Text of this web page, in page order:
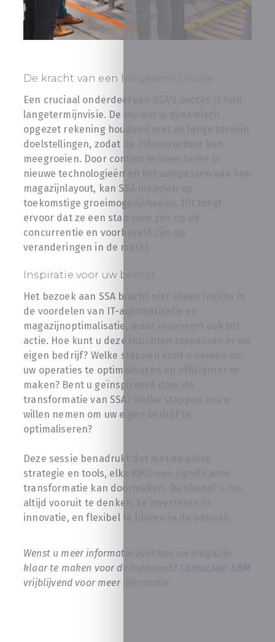
De kracht van een langetermijnvisie
Een cruciaal onderdeel van SSA's succes is hun
langetermijnvisie. De lay-out is dynamisch
opgezet rekening houdend met de lange termijn
doelstellingen, zodat de infrastructuur kan
meegroeien. Door continu te investeren in
nieuwe technologieën en het aanpassen van hun
magazijnlayout, kan SSA inspelen op
toekomstige groeimogelijkheden. Dit zorgt
ervoor dat ze een stap voor zijn op de
concurrentie en voorbereid zijn op
veranderingen in de markt.
Inspiratie voor uw bedrijf
Het bezoek aan SSA bracht niet alleen inzicht in
de voordelen van IT-automatisatie en
magazijnoptimalisatie, maar inspireert ook tot
actie. Hoe kunt u deze inzichten toepassen in uw
eigen bedrijf? Welke stappen kunt u nemen om
uw operaties te optimaliseren en efficiënter te
maken? Bent u geïnspireerd door de
transformatie van SSA? Welke stappen zou u
willen nemen om uw eigen bedrijf te
optimaliseren?
Deze sessie benadrukt dat met de juiste
strategie en tools, elke KMO een significante
transformatie kan doormaken. De sleutel is om
altijd vooruit te denken, te investeren in
innovatie, en flexibel te blijven in de aanpak.
Wenst u meer informatie over hoe uw magazijn
klaar te maken voor de toekomst? Contacteer SBM
vrijblijvend voor meer informatie.